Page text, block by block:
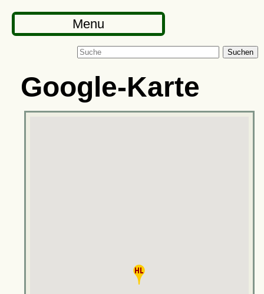
Menu
Suchen
Google-Karte